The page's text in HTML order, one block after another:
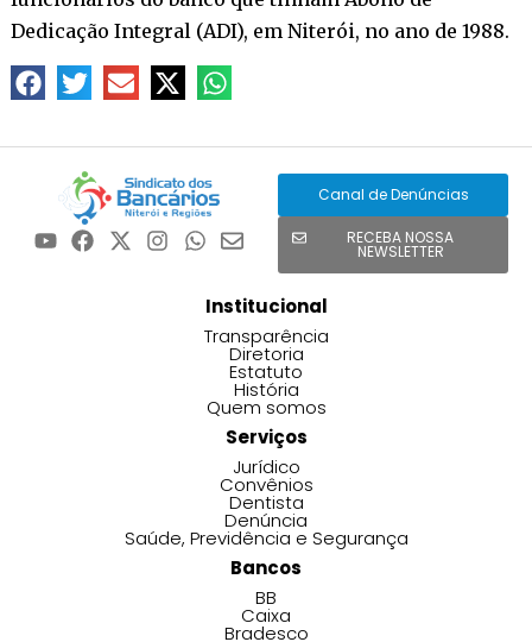
Dedicação Integral (ADI), em Niterói, no ano de 1988.
Canal de Denúncias
RECEBA NOSSA
NEWSLETTER
Institucional
Transparência
Diretoria
Estatuto
História
Quem somos
Serviços
Jurídico
Convênios
Dentista
Denúncia
Saúde, Previdência e Segurança
Bancos
BB
Caixa
Bradesco